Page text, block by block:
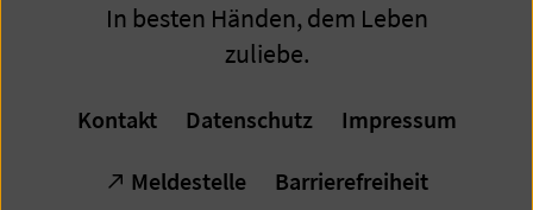
In besten Händen, dem Leben
zuliebe.
Kontakt Datenschutz Impressum
Meldestelle Barrierefreiheit